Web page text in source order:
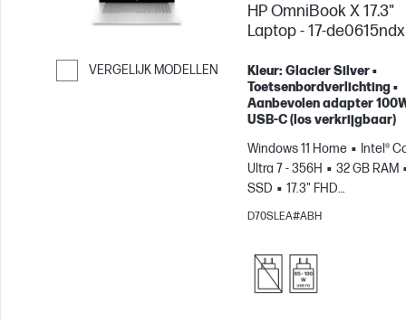
VERGELIJK MODELLEN
Ga verder naar vergelijken
HP OmniBook X 17.3"
Laptop - 17-de0615ndx
Kleur: Glacier Silver •
Toetsenbordverlichting •
Aanbevolen adapter
USB-C (los verkrijgbaar)
Windows 11 Home
Intel®
Ultra 7 - 356H
32 GB RAM
SSD
17.3" FHD
Touchscreen
D70SLEA#ABH